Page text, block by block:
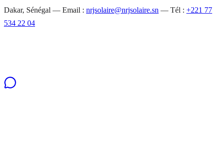
Dakar, Sénégal — Email : nrjsolaire@nrjsolaire.sn — Tél : +221 77
534 22 04